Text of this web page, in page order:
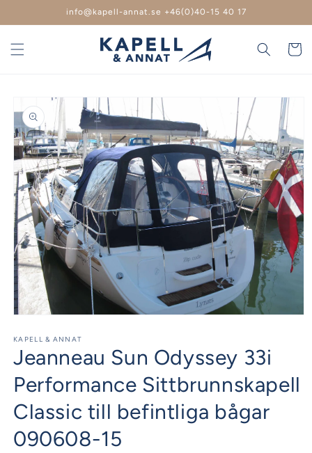
info@kapell-annat.se +46(0)40-15 40 17
vidare till
1
modalfönster
KAPELL & ANNAT
Jeanneau Sun Odyssey 33i
Performance Sittbrunnskapell
Classic till befintliga bågar
090608-15